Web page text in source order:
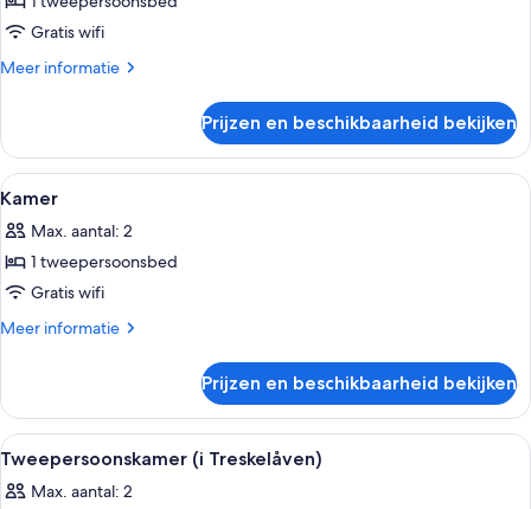
Superior
kamer
(Kornmagasinet)
Gratis wifi
Meer informatie
Meer
kamer
(Kornmagasinet)
Prijzen en beschikbaarheid bekijken
Alle
foto's
voor
Kamer
laden
Een slaapkamer met een bed,
5
Kamer
Max. aantal: 2
1 tweepersoonsbed
Gratis wifi
Meer informatie
Meer
Prijzen en beschikbaarheid bekijken
Alle
foto's
voor
Een slaapkamer met twee bedden,
1
Tweepersoonskamer (i Treskelåven)
Max. aantal: 2